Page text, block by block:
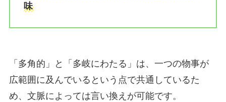
味
「多角的」と「多岐にわたる」は、一つの物事が
広範囲に及んでいるという点で共通しているた
め、文脈によっては言い換えが可能です。